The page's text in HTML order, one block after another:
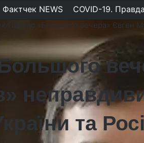
Фактчек NEWS COVID-19.
Під час «Большого вечера» Євген
та